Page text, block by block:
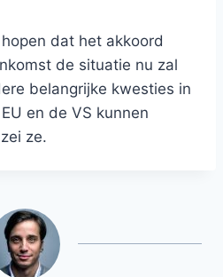
dat het akkoord
de situatie nu zal
belangrijke kwesties in
en de VS kunnen
ze.